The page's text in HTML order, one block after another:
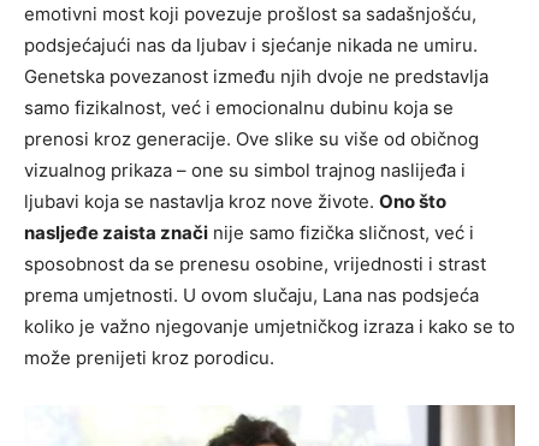
emotivni most koji povezuje prošlost sa sadašnjošću,
podsjećajući nas da ljubav i sjećanje nikada ne umiru.
Genetska povezanost između njih dvoje ne predstavlja
samo fizikalnost, već i emocionalnu dubinu koja se
prenosi kroz generacije. Ove slike su više od običnog
vizualnog prikaza – one su simbol trajnog naslijeđa i
ljubavi koja se nastavlja kroz nove živote. Ono što
nasljeđe zaista znači nije samo fizička sličnost, već i
sposobnost da se prenesu osobine, vrijednosti i strast
prema umjetnosti. U ovom slučaju, Lana nas podsjeća
koliko je važno njegovanje umjetničkog izraza i kako se to
može prenijeti kroz porodicu.